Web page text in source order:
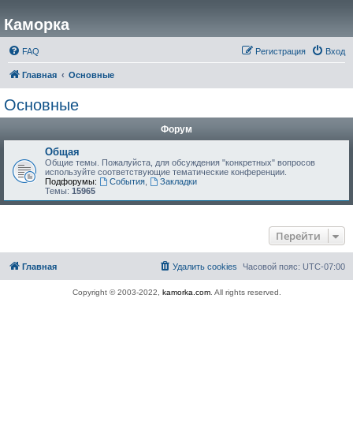
Каморка
FAQ Вход
Регистрация
Главная Основные
Основные
Форум
Общая
Общие темы. Пожалуйста, для обсуждения "конкретных" вопросов
используйте соответствующие тематические конференции.
Подфорумы:
События,
Закладки
Темы: 15965
Перейти
Главная Часовой пояс: UTC-07:00
Удалить cookies
Copyright © 2003-2022, kamorka.com. All rights reserved.